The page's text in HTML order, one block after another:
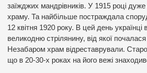
заїжджих мандрівників. У 1915 році
храму. Та найбільше постраждала
12 квітня 1920 року. В цей день
великодню стрілянину, від якої
Незабаром храм відреставрували.
що в 20-30-х роках на його вежі